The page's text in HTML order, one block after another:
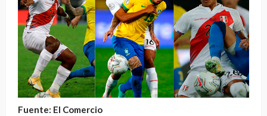
Fuente: El Comercio